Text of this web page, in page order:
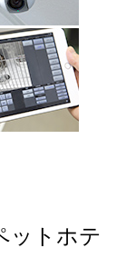
ットホテ